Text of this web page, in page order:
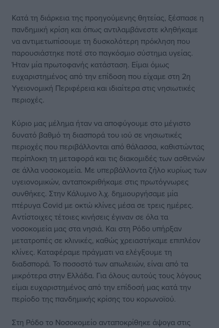
Κατά τη διάρκεια της προηγούμενης θητείας, ξέσπασε η
πανδημική κρίση και όπως αντιλαμβάνεστε κληθήκαμε
να αντιμετωπίσουμε τη δυσκολότερη πρόκληση που
παρουσιάστηκε ποτέ στο παγκόσμιο σύστημα υγείας.
Ήταν μία πρωτοφανής κατάσταση. Είμαι όμως
ευχαριστημένος από την επίδοση που είχαμε στη 2η
Υγειονομική Περιφέρεια και ιδιαίτερα στις νησιωτικές
περιοχές.
Κύριο μας μέλημα ήταν να αποφύγουμε στο μέγιστο
δυνατό βαθμό τη διασπορά του ιού σε νησιωτικές
περιοχές που περιβάλλονται από θάλασσα, καθιστώντας
περίπλοκη τη μεταφορά και τις διακομιδές των ασθενών
σε άλλα νοσοκομεία. Με υπερβάλλοντα ζήλο κυρίως των
υγειονομικών, ανταποκριθήκαμε στις πρωτόγνωρες
συνθήκες. Στην Κάλυμνο λ.χ. δημιουργήσαμε μία
πτέρυγα Covid με οκτώ κλίνες μέσα σε τρεις ημέρες.
Αντίστοιχες τέτοιες κινήσεις έγιναν σε όλα τα
νοσοκομεία μας στα νησιά. Και στη Ρόδο υπήρξαν
μετατροπές σε κλινικές, καθώς χρειαστήκαμε επιπλέον
κλίνες. Καταφέραμε πράγματι να ελέγξουμε τη
διαδσπορά. Το ποσοστό των απωλειών, είναι από τα
μικρότερα στην Ελλάδα. Για όλους αυτούς τους λόγους
είμαι ευχαριστημένος από την επίδοσή μας κατά την
περίοδο της πανδημικής κρίσης του κορωνοϊού.
Στη Ρόδο το Νοσοκομείο ανταποκρίθηκε άψογα στις